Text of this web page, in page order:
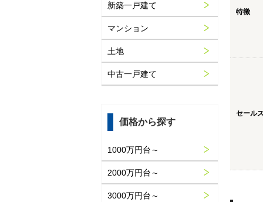
特徴
セール
新築一戸建て
マンション
土地
中古一戸建て
価格から探す
1000万円台～
2000万円台～
3000万円台～